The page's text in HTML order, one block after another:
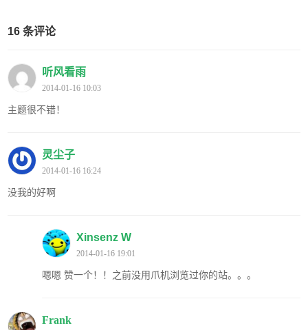
16 条评论
听风看雨
2014-01-16 10:03
主题很不错！
灵尘子
2014-01-16 16:24
没我的好啊
Xinsenz W
2014-01-16 19:01
嗯嗯 赞一个！！之前没用爪机浏览过你的站。。。
Frank